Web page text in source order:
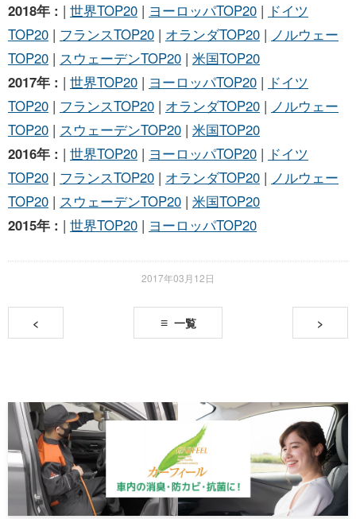
2018年 : | 世界TOP20 | ヨーロッパTOP20 | ドイツ
TOP20 | フランスTOP20 | オランダTOP20 | ノルウェー
TOP20 | スウェーデンTOP20 | 米国TOP20
2017年 : | 世界TOP20 | ヨーロッパTOP20 | ドイツ
TOP20 | フランスTOP20 | オランダTOP20 | ノルウェー
TOP20 | スウェーデンTOP20 | 米国TOP20
2016年 : | 世界TOP20 | ヨーロッパTOP20 | ドイツ
TOP20 | フランスTOP20 | オランダTOP20 | ノルウェー
TOP20 | スウェーデンTOP20 | 米国TOP20
2015年 : | 世界TOP20 | ヨーロッパTOP20
2017年03月12日
< 一覧 >